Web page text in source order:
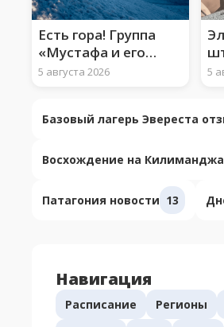
Есть гора! Группа
«Мустафа и его
арафатки» взошли
5 августа 2026 5
Базовый лагерь Эвереста
Восхождение на
Патагония новости 13
Навигация
Расписание Регионы